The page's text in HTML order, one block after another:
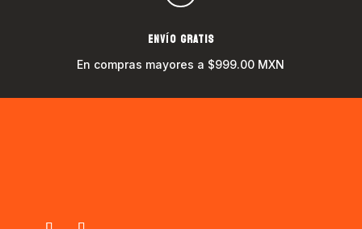
ENVÍO GRATIS
En compras mayores a $999.00 MXN